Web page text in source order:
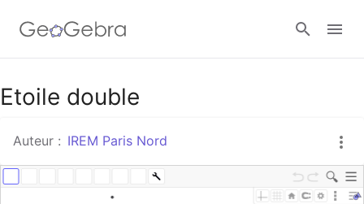
Google Classroom
Classe GeoGebra
Etoile double
Auteur : IREM Paris Nord